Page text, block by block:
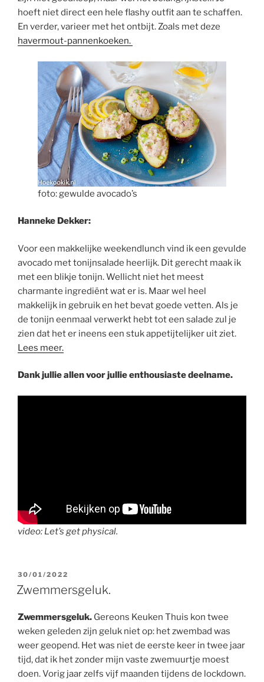
hoeft niet direct een hele flashy outfit aan te schaffen.
En verder, varieer met het ontbijt. Zoals met deze
havermout-pannenkoeken.
foto: gewulde avocado’s
Hanneke Dekker:
Voor een makkelijke weekendlunch vind ik een gevulde
avocado met tonijnsalade heerlijk. Dit gerecht maak ik
met een blikje tonijn. Wellicht niet het meest
charmante ingrediënt wat er is. Maar wel heel
makkelijk in gebruik en het bevat goede vetten. Als je
de tonijn eenmaal verwerkt hebt tot een salade zul je
zien dat het er ineens een stuk appetijtelijker uit ziet.
Lees meer.
Dank jullie allen voor jullie enthousiaste deelname.
video: Let’s get physical.
GEPLAATST
OP
30/01/2022
Zwemmersgeluk.
Zwemmersgeluk. Gereons Keuken Thuis kon twee
weken geleden zijn geluk niet op: het zwembad was
weer geopend. Het was niet de eerste keer in twee jaar
tijd, dat ik het zonder mijn vaste zwemuurtje moest
doen. Vorig jaar zelfs vijf maanden tijdens de lockdown.